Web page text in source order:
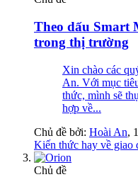
Theo dấu Smart
trong thị trường
Xin chào các
An. Với mục
thức, mình sẽ
hợp về...
Chủ đề bởi: Hoài An,
Kiến thức hay về giao
Chủ đề